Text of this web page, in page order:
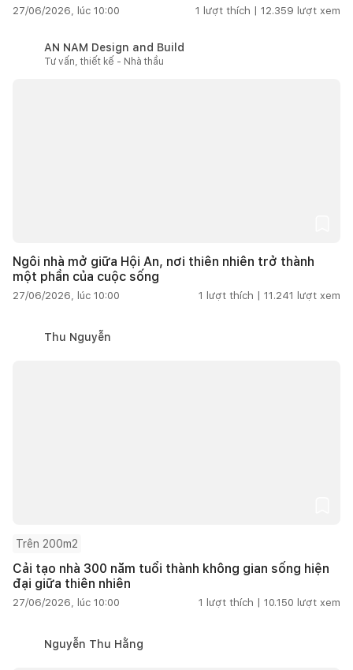
27/06/2026, lúc 10:00 1 lượt thích | 12.359 lượt xem
AN NAM Design and Build
Tư vấn, thiết kế - Nhà thầu
Ngôi nhà mở giữa Hội An, nơi thiên nhiên trở thành
một phần của cuộc sống
27/06/2026, lúc 10:00 1 lượt thích | 11.241 lượt xem
Thu Nguyễn
Trên 200m2
Cải tạo nhà 300 năm tuổi thành không gian sống hiện
đại giữa thiên nhiên
27/06/2026, lúc 10:00 1 lượt thích | 10.150 lượt xem
Nguyễn Thu Hằng